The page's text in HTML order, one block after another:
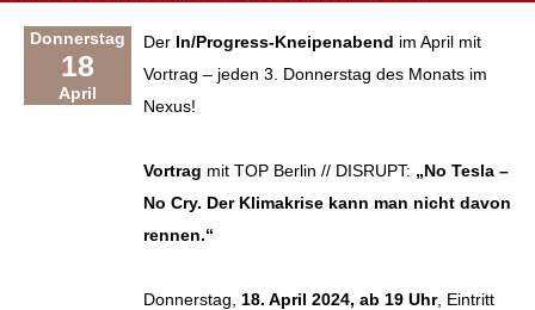
Donnerstag
18
April
Der In/Progress-Kneipenabend im April mit
Vortrag – jeden 3. Donnerstag des Monats im
Nexus!
Vortrag mit TOP Berlin // DISRUPT: „No Tesla –
No Cry. Der Klimakrise kann man nicht davon
rennen.“
Donnerstag, 18. April 2024, ab 19 Uhr, Eintritt